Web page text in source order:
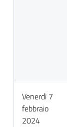
Venerdì 7
febbraio
2024